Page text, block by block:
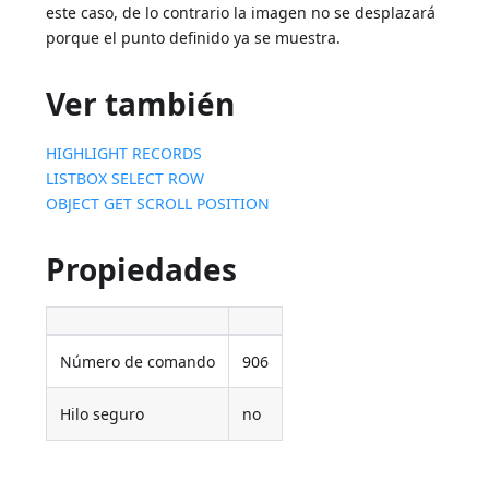
este caso, de lo contrario la imagen no se desplazará
porque el punto definido ya se muestra.
Ver también
HIGHLIGHT RECORDS
LISTBOX SELECT ROW
OBJECT GET SCROLL POSITION
Propiedades
Número de comando 906
Hilo seguro no